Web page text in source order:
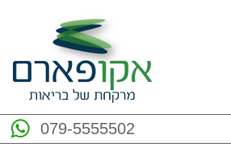
079-5555502